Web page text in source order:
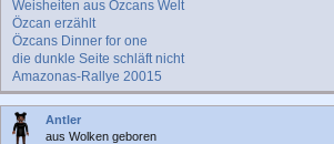
Weisheiten aus Özcans Welt
Özcan erzählt
Özcans Dinner for one
die dunkle Seite schläft nicht
Amazonas-Rallye 20015
Antler
aus Wolken geboren